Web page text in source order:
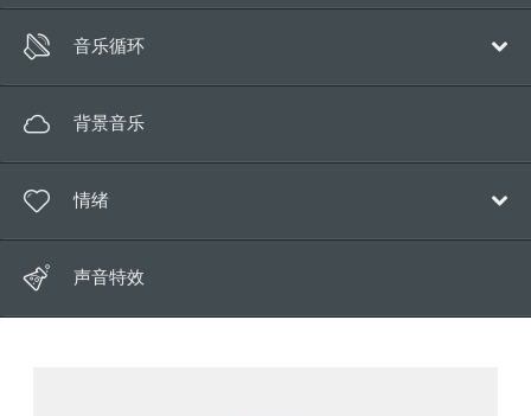
流行乐
电子
氛围音乐
钢琴独奏
世界音乐
音乐循环
流行乐
电子
氛围音乐
背景音乐
情绪
快乐/积极
梦幻神奇
声音特效